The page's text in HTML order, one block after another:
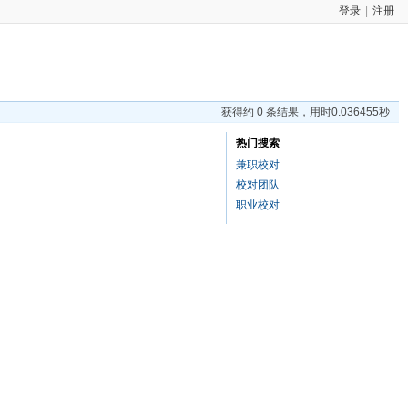
登录 注册
获得约 0 条结果，用时0.036455秒
热门搜索
兼职校对
校对团队
职业校对